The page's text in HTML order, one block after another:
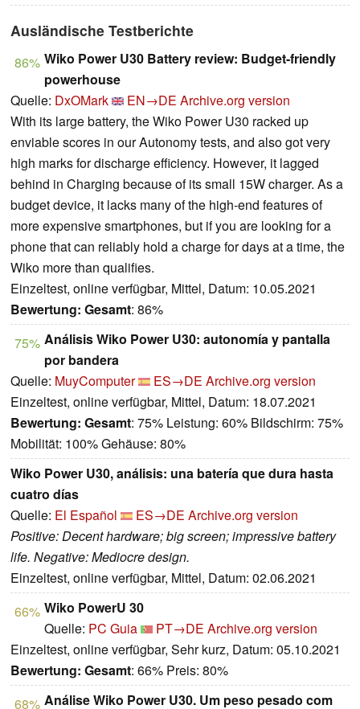
Ausländische Testberichte
86% Wiko Power U30 Battery review: Budget-friendly
powerhouse
Quelle: DxOMark EN→DE Archive.org version
With its large battery, the Wiko Power U30 racked up
enviable scores in our Autonomy tests, and also got very
high marks for discharge efficiency. However, it lagged
behind in Charging because of its small 15W charger. As a
budget device, it lacks many of the high-end features of
more expensive smartphones, but if you are looking for a
phone that can reliably hold a charge for days at a time, the
Wiko more than qualifies.
Einzeltest, online verfügbar, Mittel, Datum: 10.05.2021
Bewertung: Gesamt: 86%
75% Análisis Wiko Power U30: autonomía y pantalla
por bandera
Quelle: MuyComputer ES→DE Archive.org version
Einzeltest, online verfügbar, Mittel, Datum: 18.07.2021
Bewertung: Gesamt: 75% Leistung: 60% Bildschirm: 75%
Mobilität: 100% Gehäuse: 80%
Wiko Power U30, análisis: una batería que dura hasta
cuatro días
Quelle: El Español ES→DE Archive.org version
Positive: Decent hardware; big screen; impressive battery
life. Negative: Mediocre design.
Einzeltest, online verfügbar, Mittel, Datum: 02.06.2021
66% Wiko PowerU 30
Quelle: PC Guia PT→DE Archive.org version
Einzeltest, online verfügbar, Sehr kurz, Datum: 05.10.2021
Bewertung: Gesamt: 66% Preis: 80%
68% Análise Wiko Power U30. Um peso pesado com